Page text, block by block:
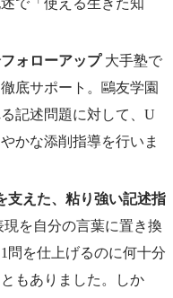
で「使える生きた知
ォローアップ大手塾で
底サポート。鷗友学園
記述問題に対して、U
かな添削指導を行いま
支えた、粘り強い記述指
を自分の言葉に置き換
問を仕上げるのに何十分
もありました。しか